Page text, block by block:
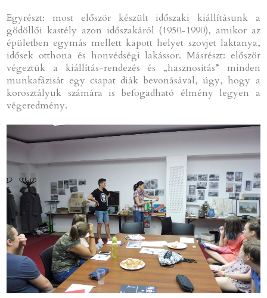
Egyrészt: most először készült időszaki kiállításunk a
gödöllői kastély azon időszakáról (1950-1990), amikor az
épületben egymás mellett kapott helyet szovjet laktanya,
idősek otthona és honvédségi lakássor. Másrészt: először
végeztük a kiállítás-rendezés és „hasznosítás” minden
munkafázisát egy csapat diák bevonásával, úgy, hogy a
korosztályuk számára is befogadható élmény legyen a
végeredmény.